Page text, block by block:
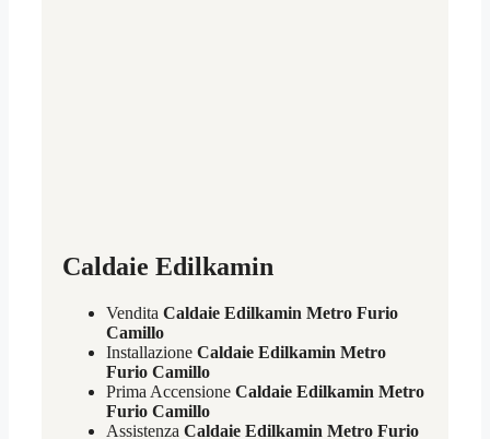
Caldaie Edilkamin
Vendita Caldaie Edilkamin Metro Furio
Camillo
Installazione Caldaie Edilkamin Metro
Furio Camillo
Prima Accensione Caldaie Edilkamin Metro
Furio Camillo
Assistenza Caldaie Edilkamin Metro Furio